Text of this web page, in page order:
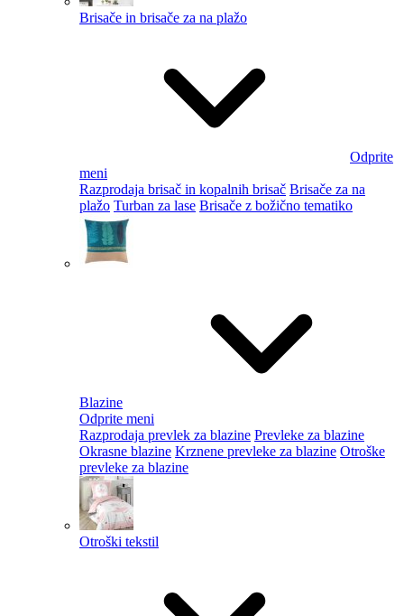
Brisače in brisače za na plažo
Odprite
meni
Razprodaja brisač in kopalnih brisač Brisače za na
plažo Turban za lase Brisače z božično tematiko
Blazine
Odprite meni
Razprodaja prevlek za blazine Prevleke za blazine
Okrasne blazine Krznene prevleke za blazine Otroške
prevleke za blazine
Otroški tekstil